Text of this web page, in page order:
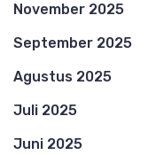
November 2025
September 2025
Agustus 2025
Juli 2025
Juni 2025